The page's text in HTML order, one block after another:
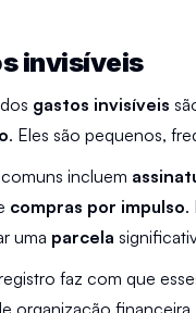
invisíveis
gastos invisíveis
. Eles são pequenos,
incluem
compras por impulso.
uma parcela
faz com que
organização financeira.